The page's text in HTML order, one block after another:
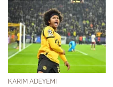
KARIM ADEYEMI